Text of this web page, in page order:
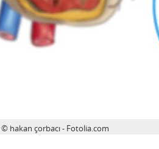
hakan çorbacı - Fotolia.com